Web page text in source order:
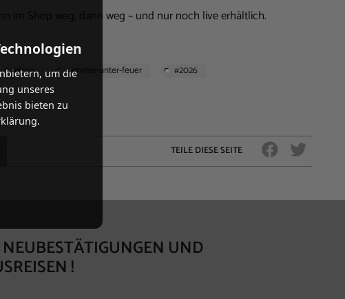
im Shop weg, dann weg – und nur noch live erhältlich.
#tour #immer-unter-feuer #2026
TEILE DIESE SEITE
NEUBESTÄTIGUNGEN UND
!
um die
unseres
bieten zu